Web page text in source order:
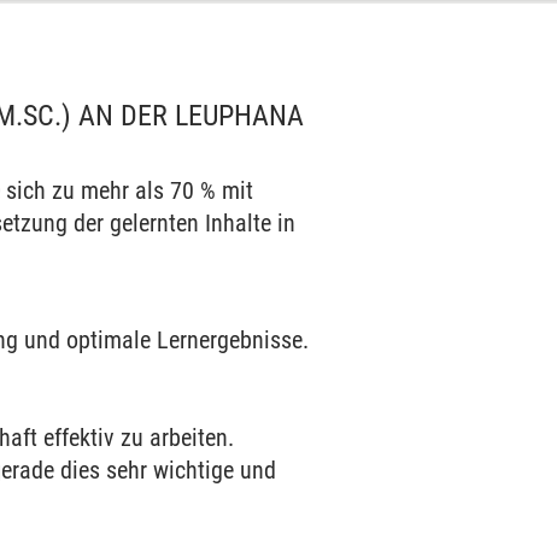
AN DER LEUPHANA
zu mehr als 70 % mit
der gelernten Inhalte in
und optimale Lernergebnisse.
effektiv zu arbeiten.
dies sehr wichtige und